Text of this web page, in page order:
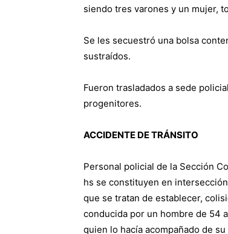
siendo tres varones y un mujer,
Se les secuestró una bolsa
sustraídos.
Fueron trasladados a sede
progenitores.
ACCIDENTE DE TRÁNSITO
Personal policial de la Sección
hs se constituyen en
que se tratan de establecer,
conducida por un hombre de 54
quien lo hacía acompañado de